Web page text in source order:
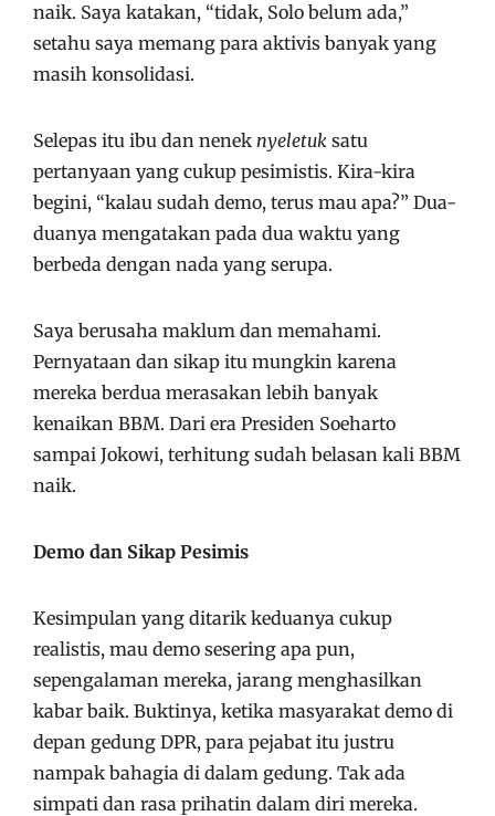
naik. Saya katakan, “tidak, Solo belum ada,”
setahu saya memang para aktivis banyak yang
masih konsolidasi.
Selepas itu ibu dan nenek nyeletuk satu
pertanyaan yang cukup pesimistis. Kira-kira
begini, “kalau sudah demo, terus mau apa?” Dua-
duanya mengatakan pada dua waktu yang
berbeda dengan nada yang serupa.
Saya berusaha maklum dan memahami.
Pernyataan dan sikap itu mungkin karena
mereka berdua merasakan lebih banyak
kenaikan BBM. Dari era Presiden Soeharto
sampai Jokowi, terhitung sudah belasan kali BBM
naik.
Demo dan Sikap Pesimis
Kesimpulan yang ditarik keduanya cukup
realistis, mau demo sesering apa pun,
sepengalaman mereka, jarang menghasilkan
kabar baik. Buktinya, ketika masyarakat demo di
depan gedung DPR, para pejabat itu justru
nampak bahagia di dalam gedung. Tak ada
simpati dan rasa prihatin dalam diri mereka.